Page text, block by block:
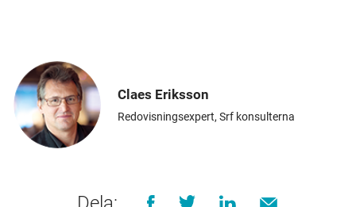
Claes Eriksson
Redovisningsexpert, Srf konsulterna